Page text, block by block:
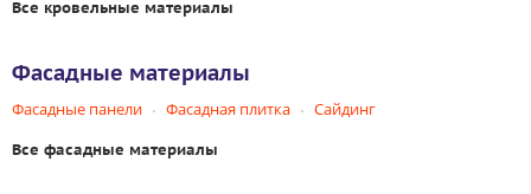
Все кровельные материалы
Фасадные материалы
Фасадные панели Фасадная плитка Сайдинг
Все фасадные материалы